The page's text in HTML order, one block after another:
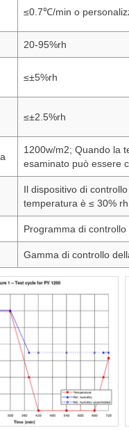
≤0.7℃/min o
20-95%rh
≤±5%rh
≤±2.5%rh
1200w/m2; Quando la
esaminato può essere
Il dispositivo di
temperatura è ≤ 30% rh
Programma di
Gamma di controllo